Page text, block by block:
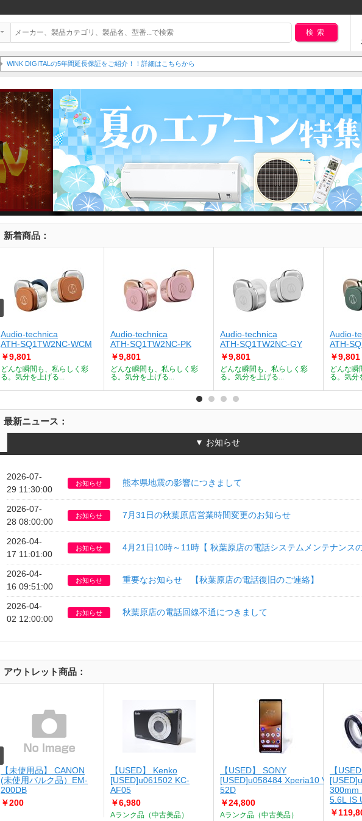
検索
WiNK DIGITALの5年間延長保証をご紹介！！詳細はこちらから
新着商品：
Audio-technica
ATH-SQ1TW2NC-WCM
￥9,801
どんな瞬間も、私らしく彩
る。気分を上げる...
Audio-technica
ATH-SQ1TW2NC-PK
￥9,801
どんな瞬間も、私らしく彩
る。気分を上げる...
Audio-technica
ATH-SQ1TW2NC-GY
￥9,801
どんな瞬間も、私らしく彩
る。気分を上げる...
Audio-
ATH-
￥9,801
どんな瞬
る。気分
最新ニュース：
▼ お知らせ
2026-07-
29 11:30:00
お知らせ 熊本県地震の影響につきまして
2026-07-
28 08:00:00
お知らせ 7月31日の秋葉原店営業時間変更のお知らせ
2026-04-
17 11:01:00
お知らせ 4月21日10時～11時【 秋葉原店の電話システムメンテナンス
2026-04-
16 09:51:00
お知らせ 重要なお知らせ 【秋葉原店の電話復旧のご連絡】
2026-04-
02 12:00:00
お知らせ 秋葉原店の電話回線不通につきまして
アウトレット商品：
【未使用品】 CANON
(未使用バルク品）EM-
200DB
￥200
【USED】 Kenko
[USED]u061502 KC-
AF05
￥6,980
Aランク品（中古美品）
【USED】 SONY
[USED]u058484 Xperia10 V SO-
52D
￥24,800
Aランク品（中古美品）
【
300mm
5.6L IS
￥